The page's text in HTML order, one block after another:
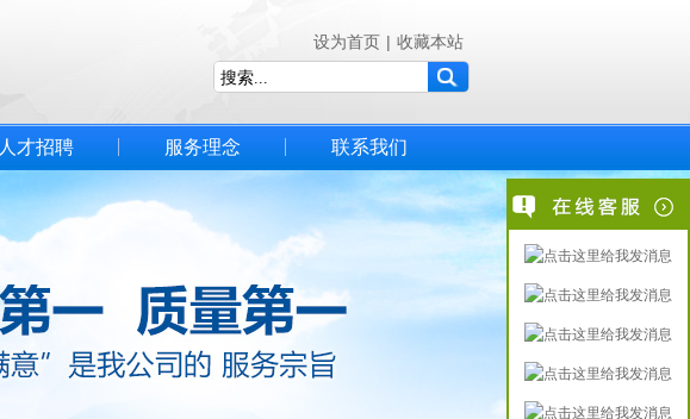
设为首页 | 收藏本站
人才招聘 服务理念 联系我们